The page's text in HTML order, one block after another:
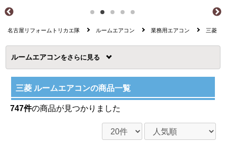
名古屋リフォームトリカエ隊 ルームエアコン 業務用エアコン 三菱
ルームエアコンを
三菱 ルームエアコンの商品一覧
747件の商品が見つかりました